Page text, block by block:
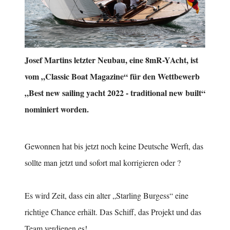
Josef Martins letzter Neubau, eine 8mR-YAcht, ist
vom „Classic Boat Magazine“ für den Wettbewerb
„Best new sailing yacht 2022 - traditional new built“
nominiert worden.
Gewonnen hat bis jetzt noch keine Deutsche Werft, das
sollte man jetzt und sofort mal korrigieren oder ?
Es wird Zeit, dass ein alter „Starling Burgess“ eine
richtige Chance erhält. Das Schiff, das Projekt und das